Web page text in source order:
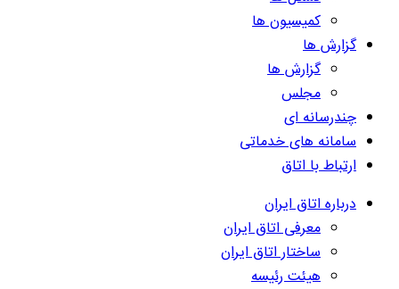
کمیسیون ها
گزارش ها
گزارش ها
مجلس
چندرسانه ای
سامانه های خدماتی
ارتباط با اتاق
درباره اتاق ایران
معرفی اتاق ایران
ساختار اتاق ایران
هیئت رئیسه